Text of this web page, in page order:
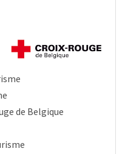
de Belgique